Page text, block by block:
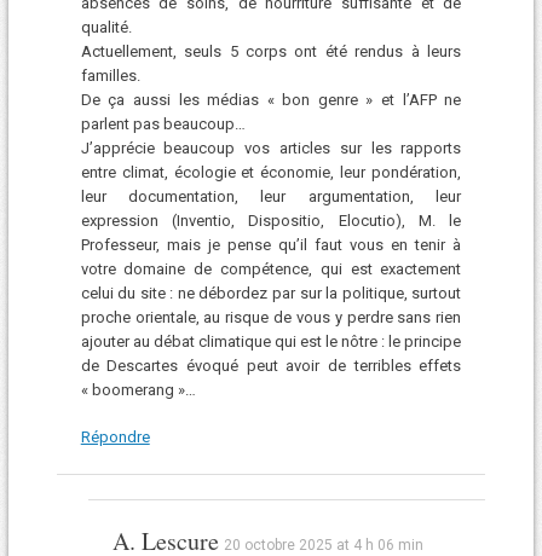
qualité.
Actuellement, seuls 5 corps ont été rendus à leurs
familles.
De ça aussi les médias « bon genre » et l’AFP ne
parlent pas beaucoup…
J’apprécie beaucoup vos articles sur les rapports
entre climat, écologie et économie, leur pondération,
leur documentation, leur argumentation, leur
expression (Inventio, Dispositio, Elocutio), M. le
Professeur, mais je pense qu’il faut vous en tenir à
votre domaine de compétence, qui est exactement
celui du site : ne débordez par sur la politique, surtout
proche orientale, au risque de vous y perdre sans rien
ajouter au débat climatique qui est le nôtre : le principe
de Descartes évoqué peut avoir de terribles effets
« boomerang »…
Répondre
A. Lescure 20 octobre 2025 at 4 h 06 min